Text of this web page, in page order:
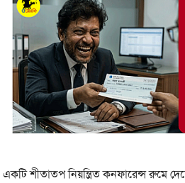
একটি শীতাতপ নিয়ন্ত্রিত কনফারেন্স রুমে